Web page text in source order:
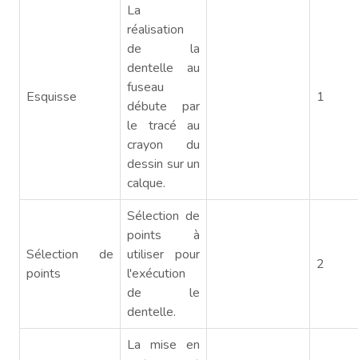
Esquisse
La
réalisation
de la
dentelle au
fuseau
débute par
le tracé au
crayon du
dessin sur un
calque.
1
Sélection de
points
Sélection de
points à
utiliser pour
l'exécution
de le
dentelle.
2
La mise en